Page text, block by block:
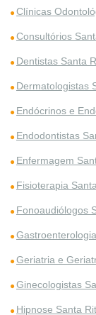
Clínicas
Consultórios
Dentistas Santa
Dermatologistas
Endócrinos e
Endodontistas
Enfermagem
Fisioterapia
Fonoaudiólogos
Geriatria e
Ginecologistas
Hipnose Santa